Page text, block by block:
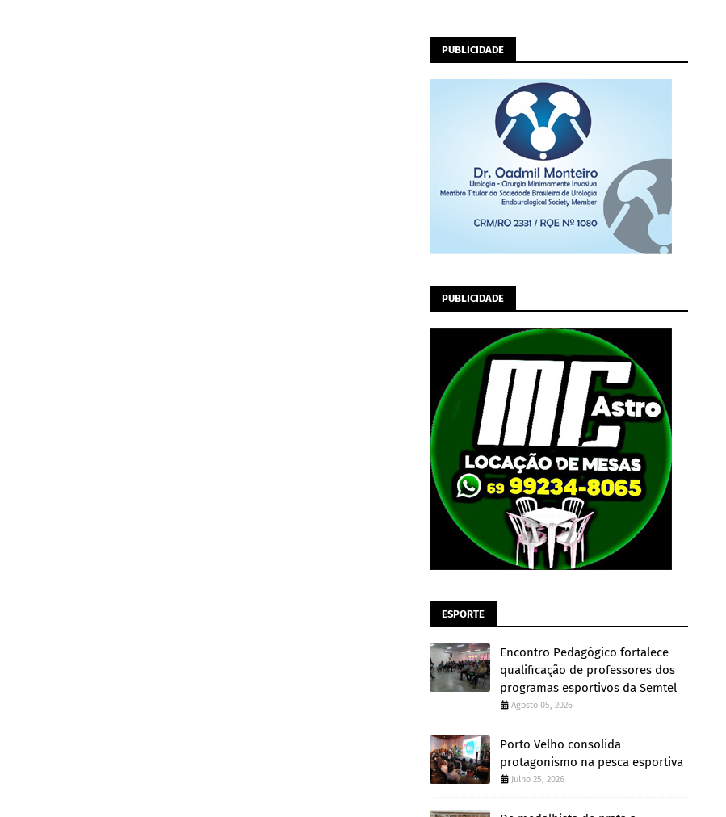
PUBLICIDADE
PUBLICIDADE
ESPORTE
Encontro Pedagógico fortalece
qualificação de professores dos
programas esportivos da Semtel
Agosto 05, 2026
Porto Velho consolida
protagonismo na pesca esportiva
Julho 25, 2026